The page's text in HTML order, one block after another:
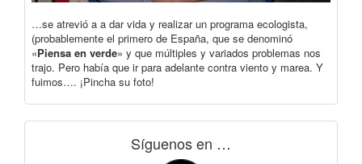
…se atrevió a a dar vida y realizar un programa ecologista,
(probablemente el primero de España, que se denominó
«Piensa en verde» y que múltiples y variados problemas nos
trajo. Pero había que ir para adelante contra viento y marea. Y
fuimos…. ¡Pincha su foto!
Síguenos en …